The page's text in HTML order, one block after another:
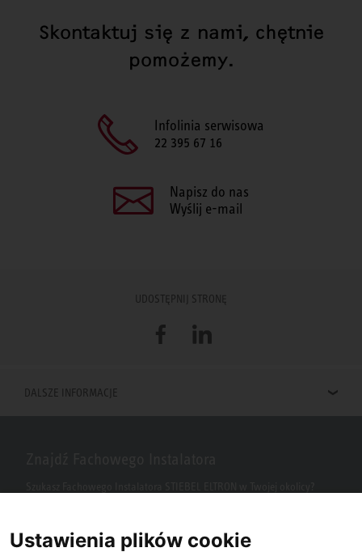
Skontaktuj się z nami, chętnie
pomożemy.
Infolinia serwisowa
22 395 67 16
Napisz do nas
Wyślij e-mail
UDOSTĘPNIJ STRONĘ
FacebookLinkedIn
DALSZE INFORMACJE
Ustawienia plików cookie